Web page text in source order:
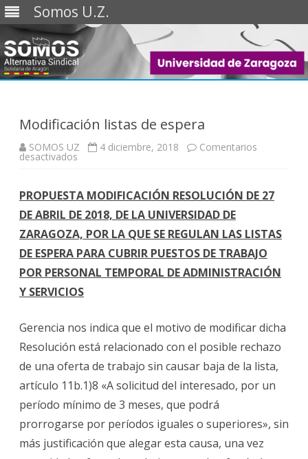
Somos U.Z.
Saltar
Modificación listas de espera
SOMOS UZ 4 diciembre, 2018 Comentarios
desactivados
espera
PROPUESTA MODIFICACIÓN RESOLUCIÓN DE 27
DE ABRIL DE 2018, DE LA UNIVERSIDAD DE
ZARAGOZA, POR LA QUE SE REGULAN LAS LISTAS
DE ESPERA PARA CUBRIR PUESTOS DE TRABAJO
POR PERSONAL TEMPORAL DE ADMINISTRACIÓN
Y SERVICIOS
Gerencia nos indica que el motivo de modificar dicha
Resolución está relacionado con el posible rechazo
de una oferta de trabajo sin causar baja de la lista,
artículo 11b.1)8 «A solicitud del interesado, por un
período mínimo de 3 meses, que podrá
prorrogarse por períodos iguales o superiores», sin
más justificación que alegar esta causa, una vez